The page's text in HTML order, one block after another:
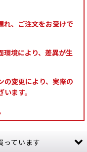
れ、ご注文をお受けで
環境により、差異が生
の変更により、実際の
ます。
っています